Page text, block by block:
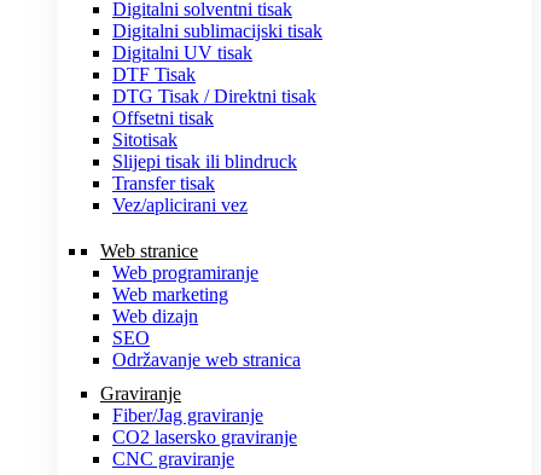
Digitalni solventni tisak
Digitalni sublimacijski tisak
Digitalni UV tisak
DTF Tisak
DTG Tisak / Direktni tisak
Offsetni tisak
Sitotisak
Slijepi tisak ili blindruck
Transfer tisak
Vez/aplicirani vez
Web stranice
Web programiranje
Web marketing
Web dizajn
SEO
Održavanje web stranica
Graviranje
Fiber/Jag graviranje
CO2 lasersko graviranje
CNC graviranje